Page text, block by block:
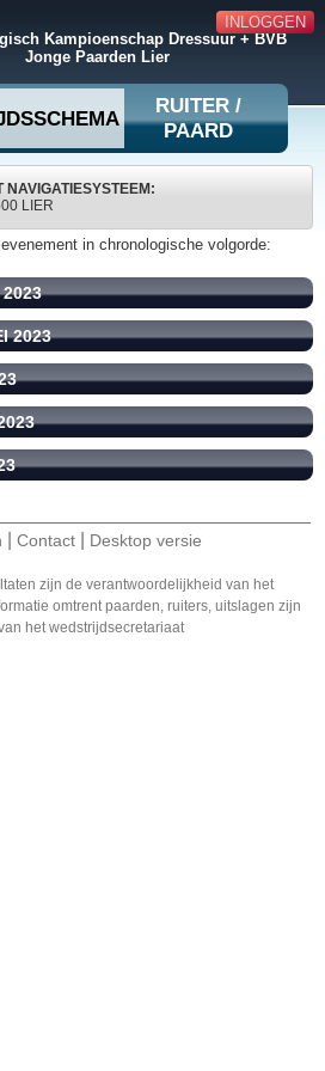
INLOGGEN
Kampioenschap Dressuur + BVB
Jonge Paarden Lier
RUITER /
PAARD
NAVIGATIESYSTEEM:
LIER
in chronologische volgorde:
2023
2023
Contact Desktop versie
zijn de verantwoordelijkheid van het
omtrent paarden, ruiters, uitslagen zijn
het wedstrijdsecretariaat